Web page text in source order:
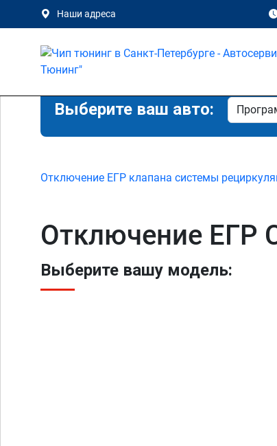
Наши адреса
Выберите ваш авто:
Отключение ЕГР клапана системы
Отключение ЕГР
Выберите вашу модель: